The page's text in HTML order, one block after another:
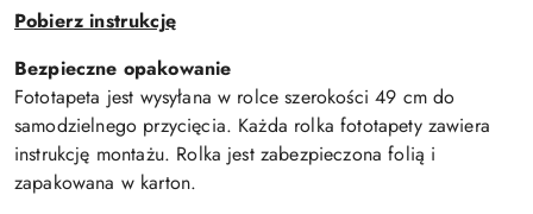
Pobierz instrukcję
Bezpieczne opakowanie
Fototapeta jest wysyłana w rolce szerokości 49 cm do
samodzielnego przycięcia. Każda rolka fototapety zawiera
instrukcję montażu. Rolka jest zabezpieczona folią i
zapakowana w karton.